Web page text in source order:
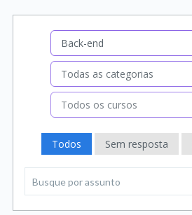
Back-end
Todas as categorias
Todos os cursos
Todos Sem resposta